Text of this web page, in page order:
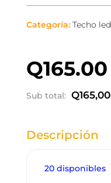
Categoría: Techo led
Q165.00
Sub total: Q165,00
Descripción
20 disponibles